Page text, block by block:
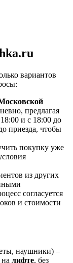
вариантов
предлагая
и с 18:00 до
приезда, чтобы
покупку уже
из других
согласуется
и стоимости
наушники) –
лифте, без